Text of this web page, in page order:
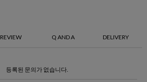
REVIEW Q AND A DELIVERY
등록된 문의가 없습니다.